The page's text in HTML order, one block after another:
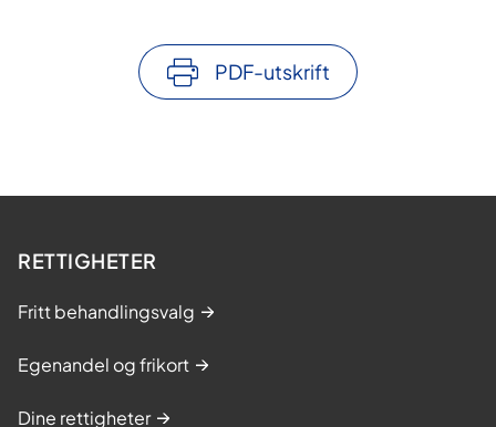
PDF-utskrift
RETTIGHETER
Fritt behandlingsvalg
Egenandel og frikort
Dine rettigheter